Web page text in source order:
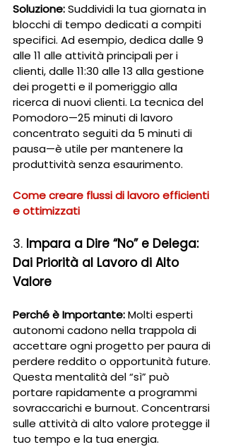
Soluzione: Suddividi la tua giornata in
blocchi di tempo dedicati a compiti
specifici. Ad esempio, dedica dalle 9
alle 11 alle attività principali per i
clienti, dalle 11:30 alle 13 alla gestione
dei progetti e il pomeriggio alla
ricerca di nuovi clienti. La tecnica del
Pomodoro—25 minuti di lavoro
concentrato seguiti da 5 minuti di
pausa—è utile per mantenere la
produttività senza esaurimento.
Come creare flussi di lavoro efficienti
e ottimizzati
3. Impara a Dire “No” e Delega:
Dai Priorità al Lavoro di Alto
Valore
Perché è Importante: Molti esperti
autonomi cadono nella trappola di
accettare ogni progetto per paura di
perdere reddito o opportunità future.
Questa mentalità del “sì” può
portare rapidamente a programmi
sovraccarichi e burnout. Concentrarsi
sulle attività di alto valore protegge il
tuo tempo e la tua energia.